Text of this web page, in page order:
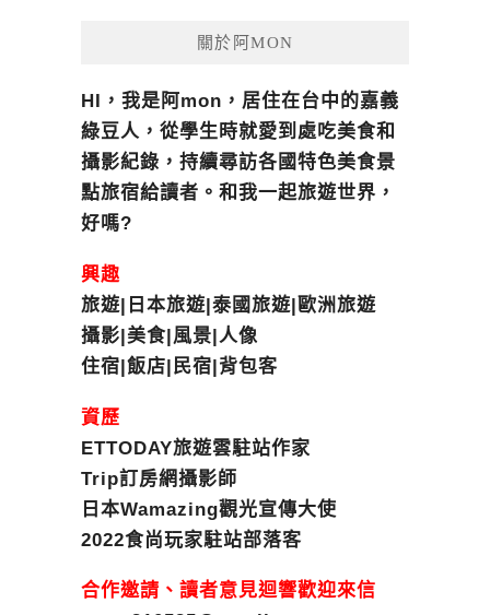
關於阿MON
HI，我是阿mon，居住在台中的嘉義
綠豆人，從學生時就愛到處吃美食和
攝影紀錄，持續尋訪各國特色美食景
點旅宿給讀者。和我一起旅遊世界，
好嗎?
興趣
旅遊|日本旅遊|泰國旅遊|歐洲旅遊
攝影|美食|風景|人像
住宿|飯店|民宿|背包客
資歷
ETTODAY旅遊雲駐站作家
Trip訂房網攝影師
日本Wamazing觀光宣傳大使
2022食尚玩家駐站部落客
合作邀請、讀者意見迴響歡迎來信